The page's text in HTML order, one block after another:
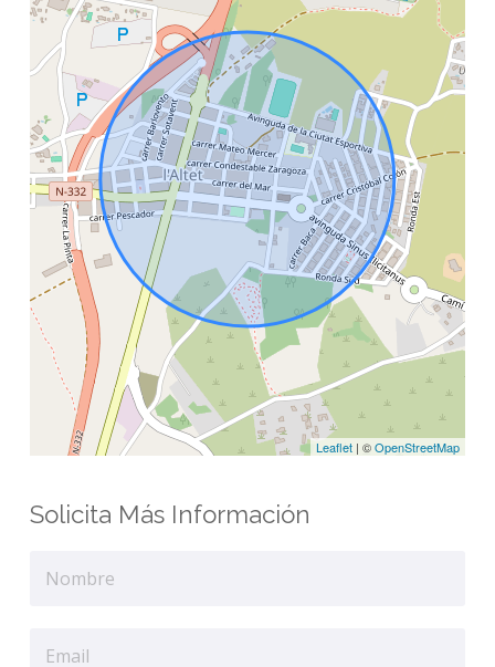
Leaflet | ©OpenStreetMap
Solicita Más Información